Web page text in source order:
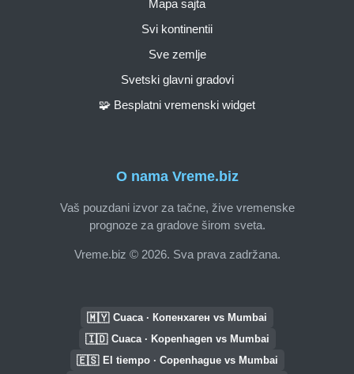
O nama Vreme.biz
Vaš pouzdani izvor za tačne, žive vremenske
prognoze za gradove širom sveta.
Vreme.biz © 2026. Sva prava zadržana.
Mapa sajta
Svi kontinentii
Sve zemlje
Svetski glavni gradovi
🧩 Besplatni vremenski widget
🇲🇾 Cuaca · Копенхаген vs Mumbai
🇮🇩 Cuaca · Kopenhagen vs Mumbai
🇪🇸 El tiempo · Copenhague vs Mumbai